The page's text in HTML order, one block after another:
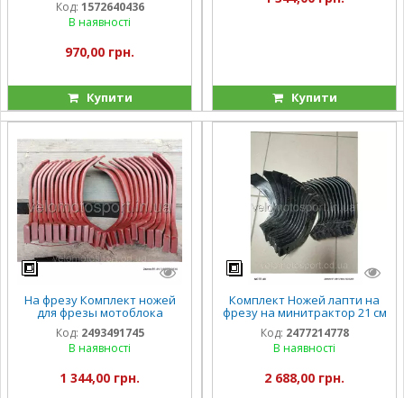
Код: 1572640436
В наявності
970,00 грн.
Купити Купити
На фрезу Комплект ножей
для фрезы мотоблока
усиленные 24 штуки
Код: 2493491745
В наявності
1 344,00 грн.
Комплект Ножей лапти на
фрезу на минитрактор 21 см
для мінітрактора ножі
активної фрези 24 штуки
Код: 2477214778
В наявності
2 688,00 грн.